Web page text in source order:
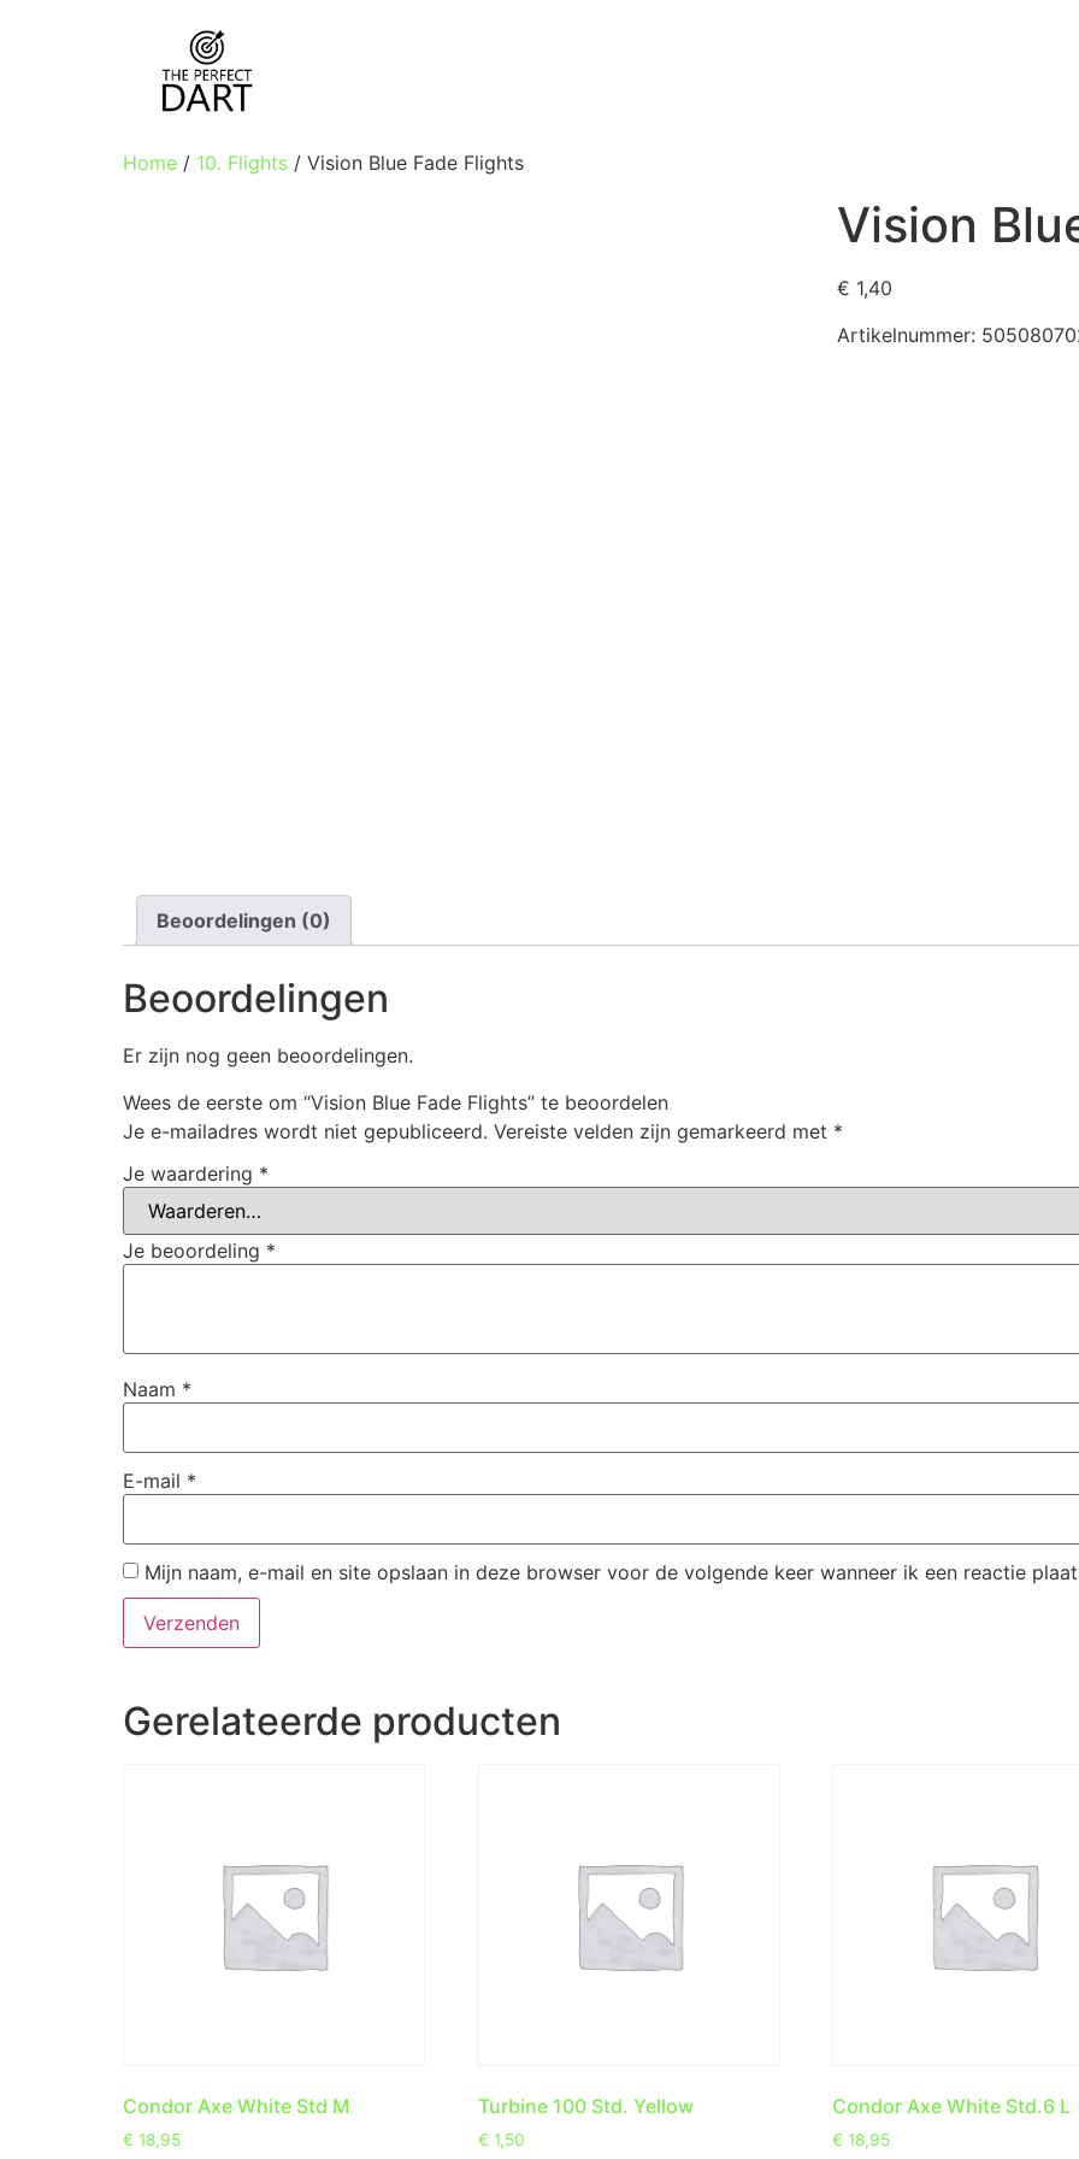
Home / 10. Flights / Vision Blue Fade Flights
Vision
€ 1,40
Artikelnummer:
Beoordelingen (0)
Beoordelingen
Er zijn nog geen beoordelingen.
Wees de eerste om “Vision Blue Fade Flights” te beoordelen
Je e-mailadres wordt niet gepubliceerd. Vereiste velden zijn gemarkeerd met *
Je waardering *
Je beoordeling *
Naam *
E-mail *
Mijn naam, e-mail en site opslaan in deze browser voor de volgende keer wanneer ik een reactie
Gerelateerde producten
Condor Axe White Std M
€ 18,95
Turbine 100 Std. Yellow
€ 1,50
Condor Axe White Std.6 L
€ 18,95